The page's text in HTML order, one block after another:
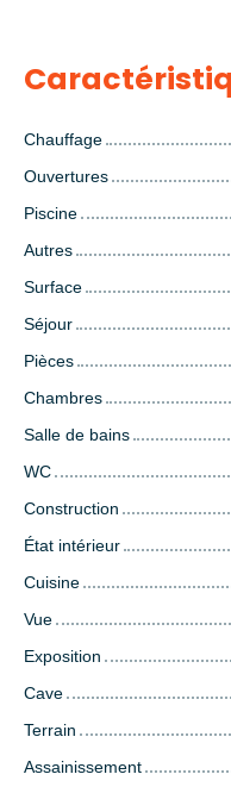
Chauffage
Ouvertures
Piscine
Autres
Surface
Séjour
Pièces
Chambres
Salle de bains
WC
Construction
État intérieur
Cuisine
Vue
Exposition
Cave
Terrain
Assainissement